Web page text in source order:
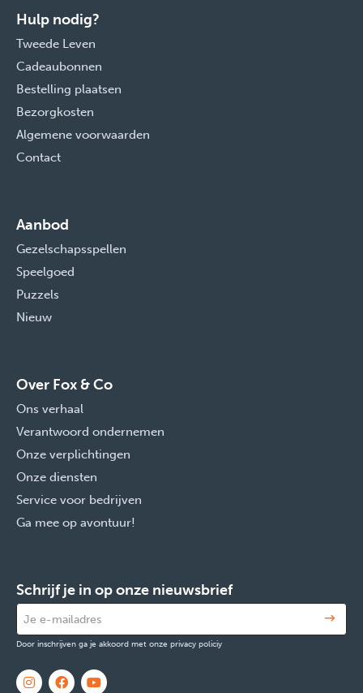
Hulp nodig?
Tweede Leven
Cadeaubonnen
Bestelling plaatsen
Bezorgkosten
Algemene voorwaarden
Contact
Aanbod
Gezelschapsspellen
Speelgoed
Puzzels
Nieuw
Over Fox & Co
Ons verhaal
Verantwoord ondernemen
Onze verplichtingen
Onze diensten
Service voor bedrijven
Ga mee op avontuur!
Schrijf je in op onze nieuwsbrief
Door inschrijven ga je akkoord met onze privacy policiy